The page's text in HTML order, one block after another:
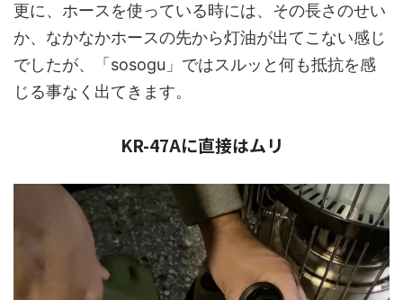
更に、ホースを使っている時には、その長さのせい
か、なかなかホースの先から灯油が出てこない感じ
でしたが、「sosogu」ではスルッと何も抵抗を感
じる事なく出てきます。
KR-47Aに直接はムリ